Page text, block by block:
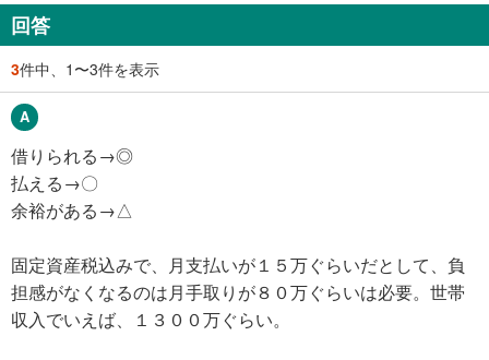
回答
3件中、1〜3件を表示
借りられる→◎
払える→〇
余裕がある→△
固定資産税込みで、月支払いが１５万ぐらいだとして、負
担感がなくなるのは月手取りが８０万ぐらいは必要。世帯
収入でいえば、１３００万ぐらい。